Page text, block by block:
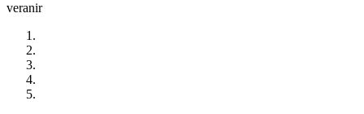
veranir